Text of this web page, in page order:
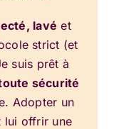
lavé et
strict (et
suis prêt à
sécurité
Adopter un
lui offrir une